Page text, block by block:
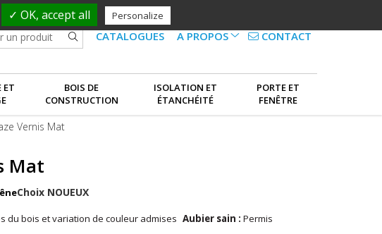
CATALOGUES A PROPOS
NOS SERVICES
LE GROUPE
CONTACT
ET
BOIS DE
CONSTRUCTION
ISOLATION ET
ÉTANCHÉITÉ
PORTE ET
FENÊTRE
Vernis Mat
Mat
Choix NOUEUX
du bois et variation de couleur admises Aubier sain :Permis
✓ OK, accept all Personalize